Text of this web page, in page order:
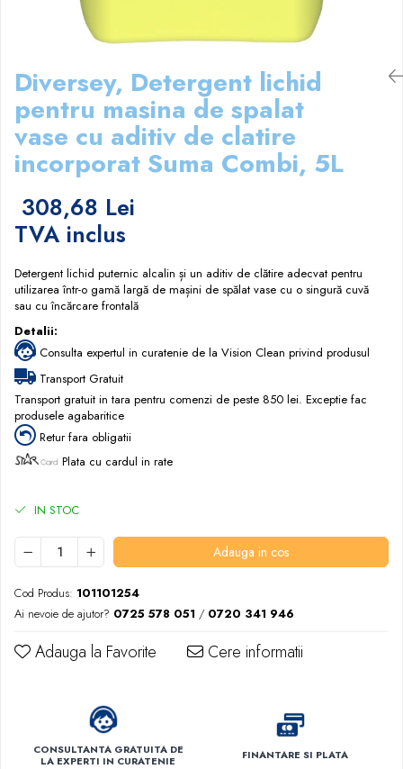
Papuci hotel
Diversey, Detergent lichid
pentru masina de spalat
vase cu aditiv de clatire
incorporat Suma Combi, 5L
308,68 Lei
TVA inclus
Detergent lichid puternic alcalin și un aditiv de clătire adecvat pentru
utilizarea într-o gamă largă de mașini de spălat vase cu o singură cuvă
sau cu încărcare frontală
Detalii:
Consulta expertul in curatenie de la Vision Clean privind produsul
Transport Gratuit
Transport gratuit in tara pentru comenzi de peste 850 lei. Exceptie fac
produsele agabaritice
Retur fara obligatii
Plata cu cardul in rate
IN STOC
Adauga in cos
Cod Produs: 101101254
Ai nevoie de ajutor? 0725 578 051 / 0720 341 946
Adauga la Favorite Cere informatii
CONSULTANTA GRATUITA DE
LA EXPERTI IN CURATENIE
FINANTARE SI PLATA